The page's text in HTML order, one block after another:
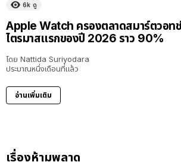
6k ดู
Apple Watch ครองตลาดสมาร์ตวอท
ไตรมาสแรกของปี 2026 ราว 90%
โดย Nattida Suriyodara
ประมาณหนึ่งเดือนที่แล้ว
อ่านเพิ่มเติม
เรื่องห้ามพลาด